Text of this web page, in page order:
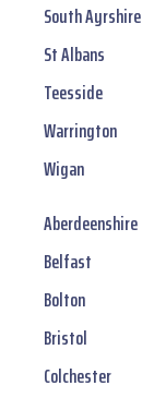
South Ayrshire
St Albans
Teesside
Warrington
Wigan
Aberdeenshire
Belfast
Bolton
Bristol
Colchester